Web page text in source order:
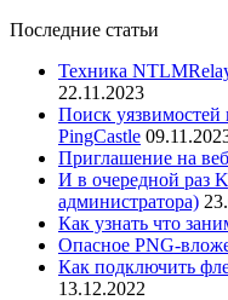
Последние статьи
Техника
22.11.2023
Поиск
PingCastle
Приглашение на
И в очередной раз
администратора)
Как узнать что
Опасное PNG-
Как подключить
13.12.2022